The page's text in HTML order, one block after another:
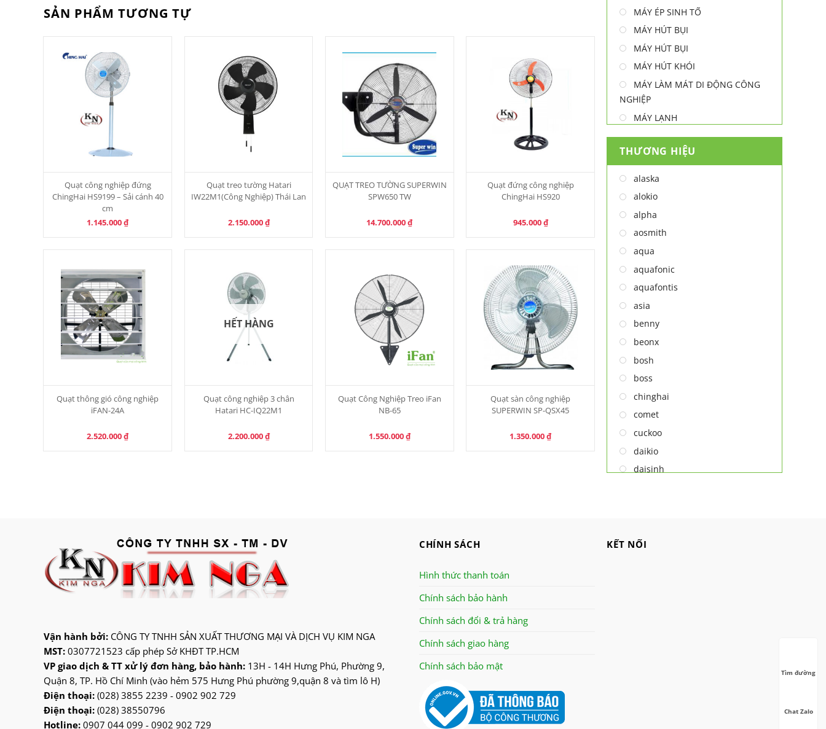
SẢN PHẨM TƯƠNG TỰ
Quạt công nghiệp đứng
ChingHai HS9199 – Sải cánh 40
cm
1.145.000₫
Quạt treo tường Hatari
IW22M1(Công Nghiệp) Thái Lan
2.150.000₫
QUẠT TREO TƯỜNG SUPERWIN
SPW650 TW
14.700.000₫
Quạt đứng công nghiệp
ChingHai HS920
945.000₫
Quạt thông gió công nghiệp
iFAN-24A
2.520.000₫
HẾT HÀNG
Quạt công nghiệp 3 chân
Hatari HC-IQ22M1
2.200.000₫
Quạt Công Nghiệp Treo iFan
NB-65
1.550.000₫
Quạt sàn công nghiệp
SUPERWIN SP-QSX45
1.350.000₫
MÁY ÉP SINH TỐ
MÁY HÚT BỤI
MÁY HÚT BỤI
MÁY HÚT KHÓI
MÁY LÀM MÁT DI ĐỘNG CÔNG
NGHIỆP
MÁY LẠNH
MÁY LỌC NƯỚC
MÁY NƯỚC NÓNG
MÁY SẤY TAY
NỒI CHIÊN
TỦ ĐÔNG
TỦ RƯỢU
MÁY NƯỚC NÓNG LẠNH
THƯƠNG HIỆU
alaska
alokio
alpha
aosmith
aqua
aquafonic
aquafontis
asia
benny
beonx
bosh
boss
chinghai
comet
cuckoo
daikio
daisinh
hitachi
Vận hành bởi: CÔNG TY TNHH SẢN XUẤT THƯƠNG MẠI VÀ DỊCH VỤ KIM NGA
MST: 0307721523 cấp phép Sở KHĐT TP.HCM
VP giao dịch & TT xử lý đơn hàng, bảo hành:13H - 14H Hưng Phú, Phường 9,
Quận 8, TP. Hồ Chí Minh (vào hẻm 575 Hưng Phú phường 9,quận 8 và tìm lô H)
Điện thoại: (028) 3855 2239 - 0902 902 729
Điện thoại: (028) 38550796
Hotline:0907 044 099 - 0902 902 729
CHÍNH SÁCH
Hình thức thanh toán
Chính sách bảo hành
Chính sách đổi & trả hàng
Chính sách giao hàng
Chính sách bảo mật
KẾT NỐI
Tìm đường
Chat Zalo